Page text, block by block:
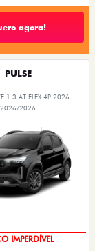
agora!
PULSE
1.3 AT FLEX 4P 2026
2026/2026
MAIS
DO BRASIL